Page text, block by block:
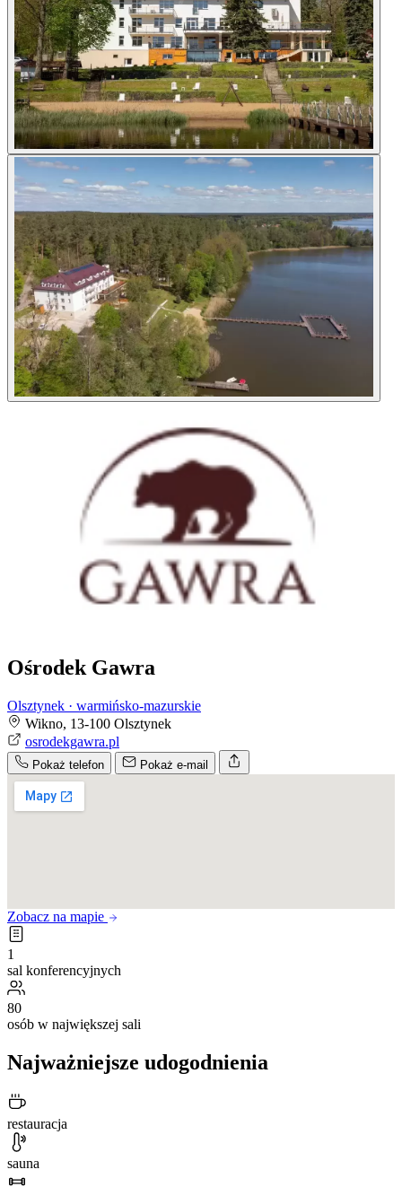
Ośrodek Gawra
Olsztynek · warmińsko-mazurskie
Wikno, 13-100 Olsztynek
osrodekgawra.pl
Pokaż telefon Pokaż e-mail
Zobacz na mapie
1
sal konferencyjnych
80
osób w największej sali
Najważniejsze udogodnienia
restauracja
sauna